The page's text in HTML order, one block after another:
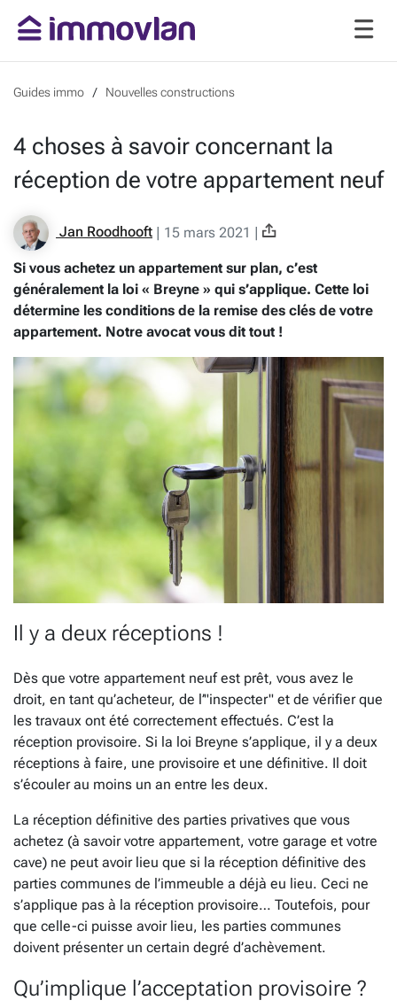
Guides immo Nouvelles constructions
4 choses à savoir concernant la
réception de votre appartement neuf
Jan Roodhooft | 15 mars 2021 |
Si vous achetez un appartement sur plan, c’est
généralement la loi « Breyne » qui s’applique. Cette loi
détermine les conditions de la remise des clés de votre
appartement. Notre avocat vous dit tout !
Il y a deux réceptions !
Dès que votre appartement neuf est prêt, vous avez le
droit, en tant qu’acheteur, de l’"inspecter" et de vérifier que
les travaux ont été correctement effectués. C’est la
réception provisoire. Si la loi Breyne s’applique, il y a deux
réceptions à faire, une provisoire et une définitive. Il doit
s’écouler au moins un an entre les deux.
La réception définitive des parties privatives que vous
achetez (à savoir votre appartement, votre garage et votre
cave) ne peut avoir lieu que si la réception définitive des
parties communes de l’immeuble a déjà eu lieu. Ceci ne
s’applique pas à la réception provisoire… Toutefois, pour
que celle-ci puisse avoir lieu, les parties communes
doivent présenter un certain degré d’achèvement.
Qu’implique l’acceptation provisoire ?